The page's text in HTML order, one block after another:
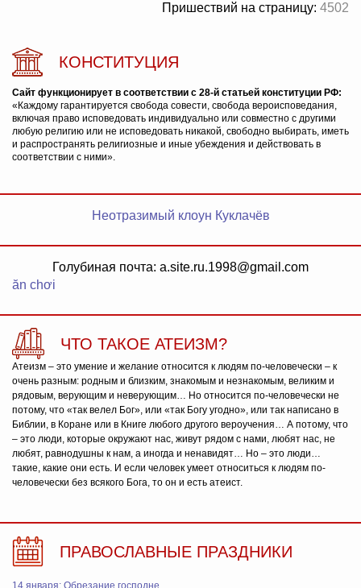
Пришествий на страницу: 4502
КОНСТИТУЦИЯ
Сайт функционирует в соответствии с 28-й статьей конституции РФ:
«Каждому гарантируется свобода совести, свобода вероисповедания,
включая право исповедовать индивидуально или совместно с другими
любую религию или не исповедовать никакой, свободно выбирать, иметь
и распространять религиозные и иные убеждения и действовать в
соответствии с ними».
Неотразимый клоун Куклачёв
Голубиная почта: a.site.ru.1998@gmail.com
ăn chơi
ЧТО ТАКОЕ АТЕИЗМ?
Атеизм – это умение и желание относится к людям по-человечески – к
очень разным: родным и близким, знакомым и незнакомым, великим и
рядовым, верующим и неверующим… Но относится по-человечески не
потому, что «так велел Бог», или «так Богу угодно», или так написано в
Библии, в Коране или в Книге любого другого вероучения… А потому, что
– это люди, которые окружают нас, живут рядом с нами, любят нас, не
любят, равнодушны к нам, а иногда и ненавидят… Но – это люди…
такие, какие они есть. И если человек умеет относиться к людям по-
человечески без всякого Бога, то он и есть атеист.
ПРАВОСЛАВНЫЕ ПРАЗДНИКИ